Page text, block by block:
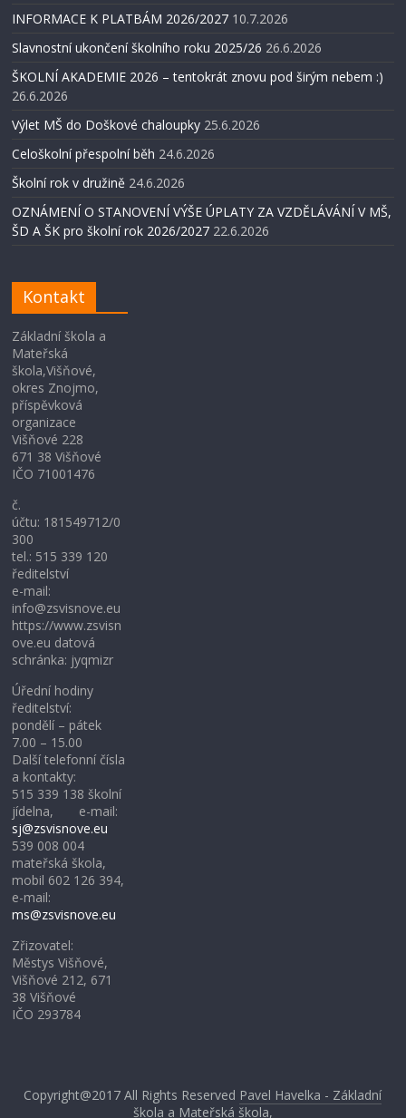
INFORMACE K PLATBÁM 2026/2027 10.7.2026
Slavnostní ukončení školního roku 2025/26 26.6.2026
ŠKOLNÍ AKADEMIE 2026 – tentokrát znovu pod širým nebem :)
26.6.2026
Výlet MŠ do Doškové chaloupky 25.6.2026
Celoškolní přespolní běh 24.6.2026
Školní rok v družině 24.6.2026
OZNÁMENÍ O STANOVENÍ VÝŠE ÚPLATY ZA VZDĚLÁVÁNÍ V MŠ,
ŠD A ŠK pro školní rok 2026/2027 22.6.2026
Kontakt
Základní škola a
Mateřská
škola,Višňové,
okres Znojmo,
příspěvková
organizace
Višňové 228
671 38 Višňové
IČO 71001476
č.
účtu: 181549712/0
300
tel.: 515 339 120
ředitelství
e-mail:
info@zsvisnove.eu
https://www.zsvisn
ove.eu datová
schránka: jyqmizr
Úřední hodiny
ředitelství:
pondělí – pátek
7.00 – 15.00
Další telefonní čísla
a kontakty:
515 339 138 školní
jídelna, e-mail:
sj@zsvisnove.eu
539 008 004
mateřská škola,
mobil 602 126 394,
e-mail:
ms@zsvisnove.eu
Zřizovatel:
Městys Višňové,
Višňové 212, 671
38 Višňové
IČO 293784
Copyright@2017All Rights Reserved Pavel Havelka - Základní
škola a Mateřská škola,